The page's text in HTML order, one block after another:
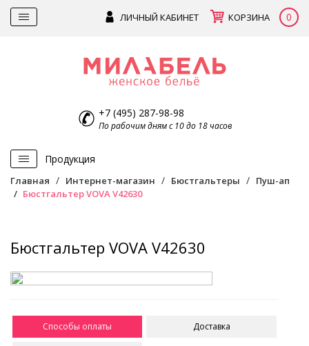
ЛИЧНЫЙ КАБИНЕТ КОРЗИНА 0
+7 (495) 287-98-98
По рабочим дням с 10 до 18 часов
Продукция
Главная Интернет-магазин Бюстгальтеры
Пуш-ап
Бюстгальтер VOVA V42630
Бюстгальтер VOVA V42630
Способы оплаты Доставка